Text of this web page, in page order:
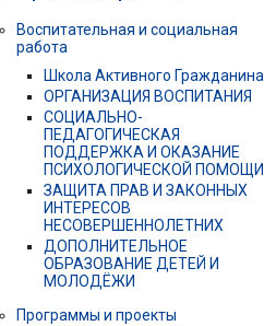
Воспитательная и социальная
работа
Школа Активного Гражданина
ОРГАНИЗАЦИЯ ВОСПИТАНИЯ
СОЦИАЛЬНО-
ПЕДАГОГИЧЕСКАЯ
ПОДДЕРЖКА И ОКАЗАНИЕ
ПСИХОЛОГИЧЕСКОЙ ПОМОЩИ
ЗАЩИТА ПРАВ И ЗАКОННЫХ
ИНТЕРЕСОВ
НЕСОВЕРШЕННОЛЕТНИХ
ДОПОЛНИТЕЛЬНОЕ
ОБРАЗОВАНИЕ ДЕТЕЙ И
МОЛОДЁЖИ
Программы и проекты